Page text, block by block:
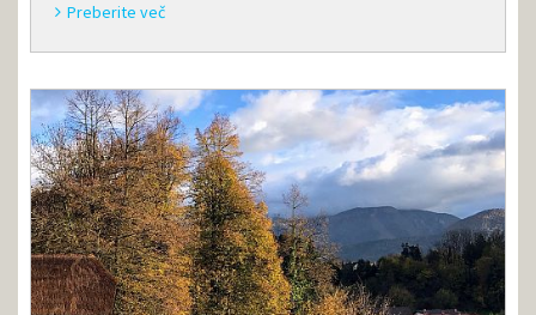
Preberite več